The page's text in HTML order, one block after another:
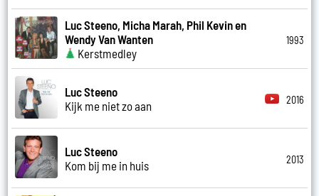
Luc Steeno, Micha Marah, Phil Kevin en
Wendy Van Wanten
Kerstmedley
1993
Luc Steeno
Kijk me niet zo aan
2016
Luc Steeno
Kom bij me in huis
2013